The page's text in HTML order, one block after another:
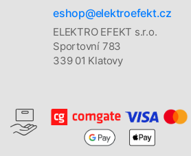
eshop@elektroefekt.cz
ELEKTRO EFEKT s.r.o.
Sportovní 783
339 01 Klatovy